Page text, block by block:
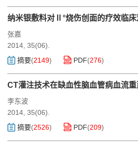
纳米银敷料对Ⅱ°烧伤创面的疗效临床
张嘉
2014, 35(06).
摘要(2149) PDF(276)
CT灌注技术在缺血性脑血管病血流
李东波
2014, 35(06).
摘要(2526) PDF(209)